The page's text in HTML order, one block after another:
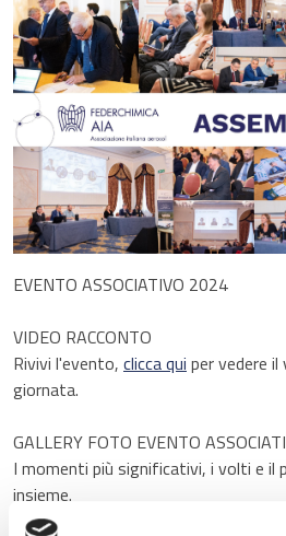
EVENTO ASSOCIATIVO 2024
VIDEO RACCONTO
Rivivi l'evento, clicca qui per vedere
giornata.
GALLERY FOTO EVENTO
I momenti più significativi, i volti e il
insieme.
CLICCA QUI PER VEDERE LE IMMAGINI